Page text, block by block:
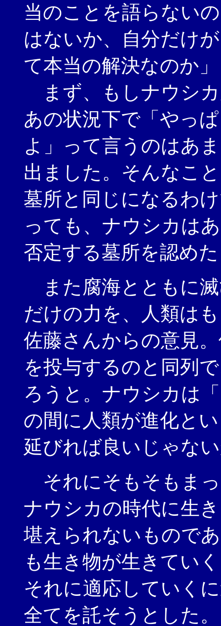
当のことを語らない
はないか、自分だけ
て本当の解決なのか
まず、もしナウシ
あの状況下で「やっ
よ」って言うのはあ
出ました。そんなこ
墓所と同じになるわ
っても、ナウシカは
否定する墓所を認め
また腐海とともに
だけの力を、人類は
佐藤さんからの意見
を投与するのと同列
ろうと。ナウシカは
の間に人類が進化と
延びれば良いじゃな
それにそもそもま
ナウシカの時代に生
堪えられないもので
も生き物が生きてい
それに適応していく
全てを託そうとした